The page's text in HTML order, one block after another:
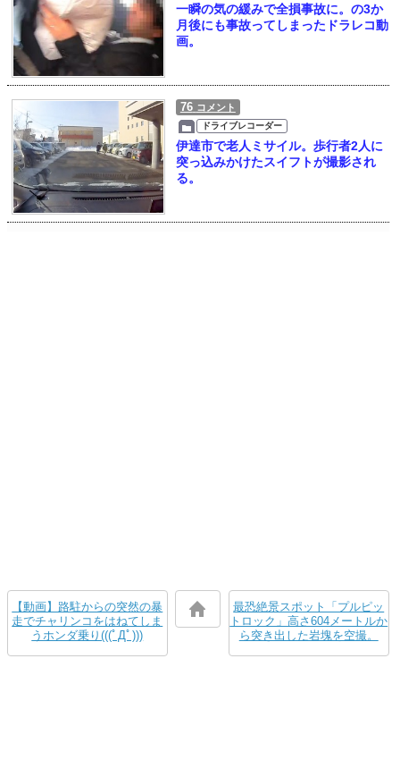
一瞬の気の緩みで全損事故に。の3か
月後にも事故ってしまったドラレコ動
画。
76 コメント
ドライブレコーダー
伊達市で老人ミサイル。歩行者2人に
突っ込みかけたスイフトが撮影され
る。
【動画】路駐からの突然の暴
走でチャリンコをはねてしま
うホンダ乗り(((ﾟДﾟ)))
最恐絶景スポット「プルピッ
トロック」高さ604メートルか
ら突き出した岩塊を空撮。